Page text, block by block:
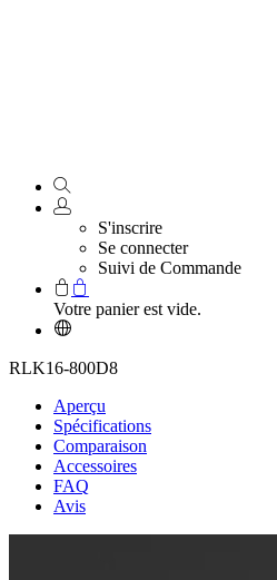
S'inscrire
Se connecter
Suivi de Commande
Votre panier est vide.
RLK16-800D8
Aperçu
Spécifications
Comparaison
Accessoires
FAQ
Avis